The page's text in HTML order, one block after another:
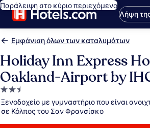
Παράλειψη στο κύριο περιεχόμενο
Λήψη
Εμφάνιση όλων των καταλυμάτων
Holiday Inn Express
Oakland-Airport by
Κατάλυμα
με
2.5
αστέρια
Ξενοδοχείο με γυμναστήριο που είναι
σε Κόλπος του Σαν Φρανσίσκο